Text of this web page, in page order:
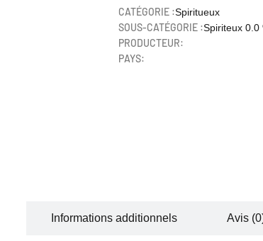
CATÉGORIE :Spiritueux
SOUS-CATÉGORIE :Spiriteux 0.0
PRODUCTEUR:
PAYS:
Informations additionnels Avis